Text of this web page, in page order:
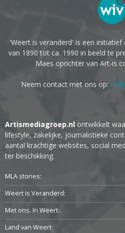
'Weert is veranderd' is een
van 1890 tot ca. 1990 in beeld te
Maes oprichter van Art-is
Neem contact met ons op:
Artismediagroep.nl ontwikkelt
lifestyle, zakelijke, journalistieke
aantal krachtige websites, social
ter beschikking.
MLA stories:
Weert is Veranderd:
Met ons. In Weert.:
Land van Weert: